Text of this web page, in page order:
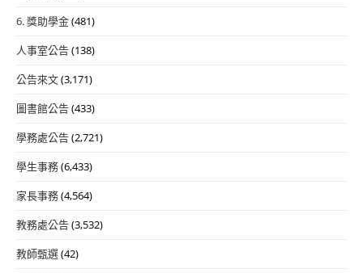
6. 獎助學金(481)
人事室公告(138)
公告來文(3,171)
圖書館公告(433)
學務處公告(2,721)
學生事務(6,433)
家長事務(4,564)
教務處公告(3,532)
教師甄選(42)